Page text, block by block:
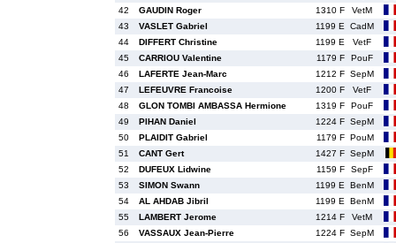
42
GAUDIN Roger 1310 F
VetM
43
VASLET Gabriel 1199 E
CadM
44
DIFFERT Christine 1199 E
VetF
45
CARRIOU Valentine 1179 F
PouF
46
LAFERTE Jean-Marc 1212 F SepM
47
LEFEUVRE Francoise 1200 F
VetF
48
GLON TOMBI AMBASSA Hermione 1319 F
PouF
49
PIHAN Daniel 1224 F SepM
50
PLAIDIT Gabriel 1179 F PouM
51
CANT Gert 1427 F SepM
52
DUFEUX Lidwine 1159 F
SepF
53
SIMON Swann 1199 E
BenM
54
AL AHDAB Jibril 1199 E
BenM
55
LAMBERT Jerome 1214 F
VetM
56
VASSAUX Jean-Pierre 1224 F SepM